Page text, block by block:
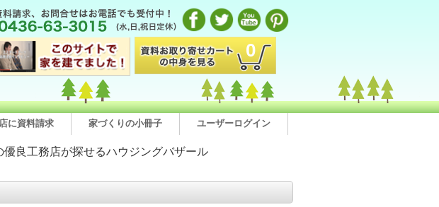
0
に資料請求 家づくりの小冊子 ユーザーログイン
良工務店が探せるハウジングバザール